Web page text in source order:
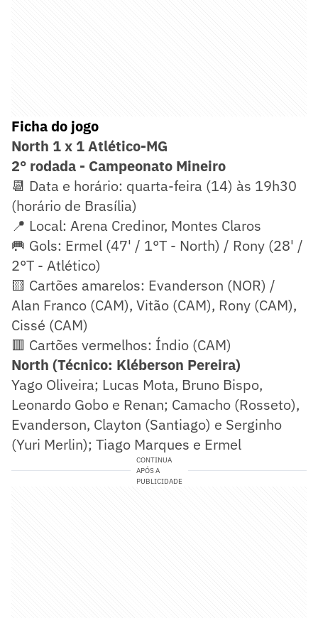
Ficha do jogo
North 1 x 1 Atlético-MG
2° rodada - Campeonato Mineiro
📆 Data e horário: quarta-feira (14) às 19h30
(horário de Brasília)
📍 Local: Arena Credinor, Montes Claros
🥅 Gols: Ermel (47' / 1°T - North) / Rony (28' /
2°T - Atlético)
🟨 Cartões amarelos: Evanderson (NOR) /
Alan Franco (CAM), Vitão (CAM), Rony (CAM),
Cissé (CAM)
🟥 Cartões vermelhos: Índio (CAM)
North (Técnico: Kléberson Pereira)
Yago Oliveira; Lucas Mota, Bruno Bispo,
Leonardo Gobo e Renan; Camacho (Rosseto),
Evanderson, Clayton (Santiago) e Serginho
(Yuri Merlin); Tiago Marques e Ermel
CONTINUA
APÓS A
PUBLICIDADE